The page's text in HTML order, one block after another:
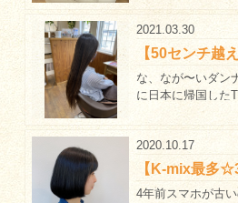
2021.03.30
【50センチ越
な、なが〜いダン
に日本に帰国した
2020.10.17
【K-mix最多
4年前スマホが古